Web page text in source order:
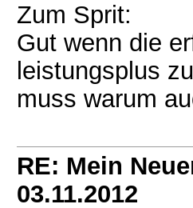
Zum Sprit:
Gut wenn die
leistungsplus
muss warum
RE: Mein
03.11.2012